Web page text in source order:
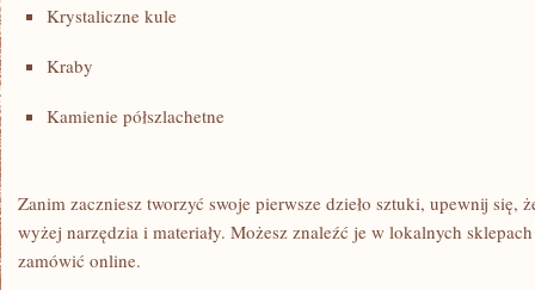
Krystaliczne‌ kule
Kraby
Kamienie półszlachetne
Zanim zaczniesz tworzyć swoje pierwsze dzieło sztuki, upewnij się,
wyżej narzędzia i materiały. Możesz ⁣znaleźć je w lokalnych
zamówić online.